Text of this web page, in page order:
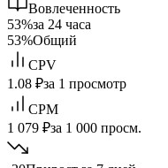
Вовлеченность
53%за 24 часа
53%Общий
CPV
1.08 ₽за 1 просмотр
CPM
1 079 ₽за 1 000 просм.